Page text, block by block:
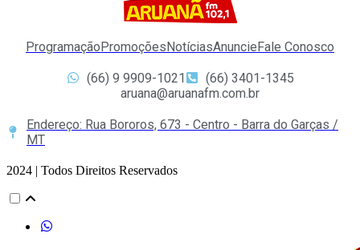
ProgramaçãoPromoçõesNotíciasAnuncieFale Conosco
(66) 9 9909-1021
(66) 3401-1345
aruana@aruanafm.com.br
Endereço: Rua Bororos, 673 - Centro - Barra do Garças /
MT
2024 | Todos Direitos Reservados